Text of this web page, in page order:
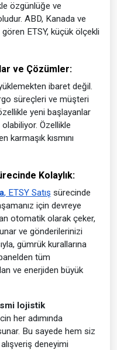
özgünlüğe ve
ABD, Kanada ve
ETSY, küçük ölçekli
ve Çözümler:
ibaret değil.
süreçleri ve müşteri
yeni başlayanlar
Özellikle
karmaşık kısmını
Kolaylık:
, ETSY Satış sürecinde
için devreye
otomatik olarak çeker,
ve gönderilerinizi
gümrük kurallarına
tüm
ve enerjiden büyük
lojistik
her adımında
Bu sayede hem siz
deneyimi